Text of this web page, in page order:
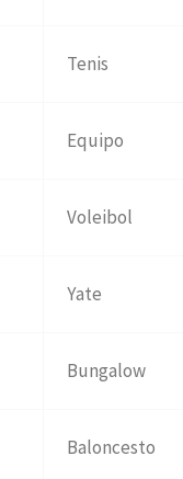
Tenis
Equipo
Voleibol
Yate
Bungalow
Baloncesto